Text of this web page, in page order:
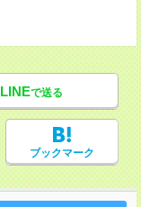
LINEで送る
ブックマーク